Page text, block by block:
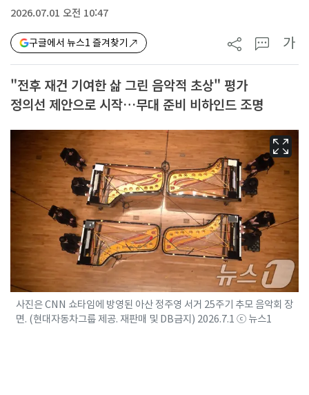
2026.07.01 오전 10:47
구글에서 뉴스1 즐겨찾기 가
"전후 재건 기여한 삶 그린 음악적 초상" 평가
정의선 제안으로 시작…무대 준비 비하인드 조명
사진은 CNN 쇼타임에 방영된 아산 정주영 서거 25주기 추모 음악회 장
면. (현대자동차그룹 제공. 재판매 및 DB금지) 2026.7.1 ⓒ 뉴스1